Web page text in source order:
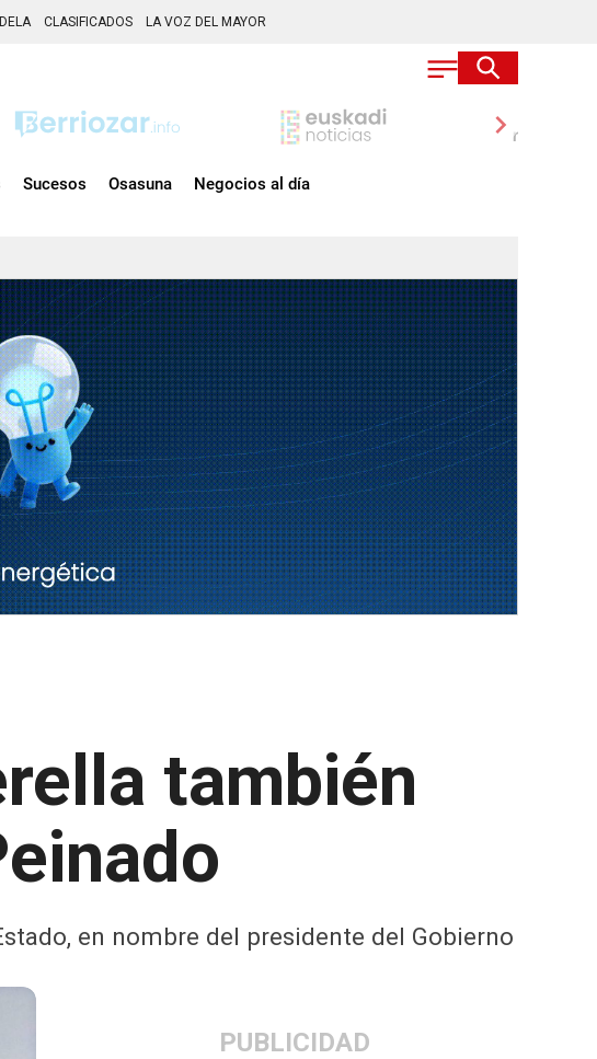
CLASIFICADOS LA VOZ DEL MAYOR
chevron_right
Sucesos Osasuna Negocios al día
también
en nombre del presidente del Gobierno
PUBLICIDAD